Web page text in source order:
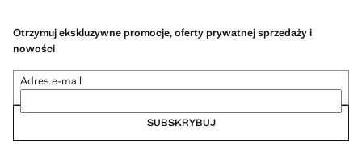
Otrzymuj ekskluzywne promocje, oferty prywatnej sprzedaży i
nowości
Adres e-mail
SUBSKRYBUJ